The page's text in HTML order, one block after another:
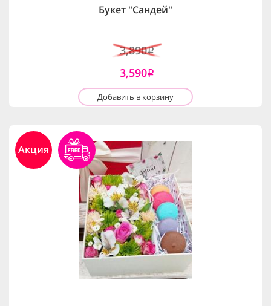
Букет "Сандей"
3,890i
3,590i
Добавить в корзину
Акция